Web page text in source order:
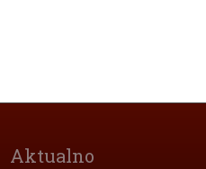
Aktualno